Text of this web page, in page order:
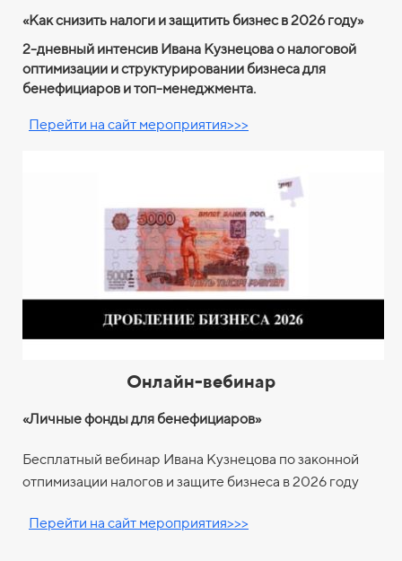
«Как снизить налоги и защитить бизнес в 2026 году»
2-дневный интенсив Ивана Кузнецова о налоговой
оптимизации и структурировании бизнеса для
бенефициаров и топ-менеджмента.
Перейти на сайт мероприятия>>>
Онлайн-вебинар
«Личные фонды для бенефициаров»
Бесплатный вебинар Ивана Кузнецова по законной
отпимизации налогов и защите бизнеса в 2026 году
Перейти на сайт мероприятия>>>